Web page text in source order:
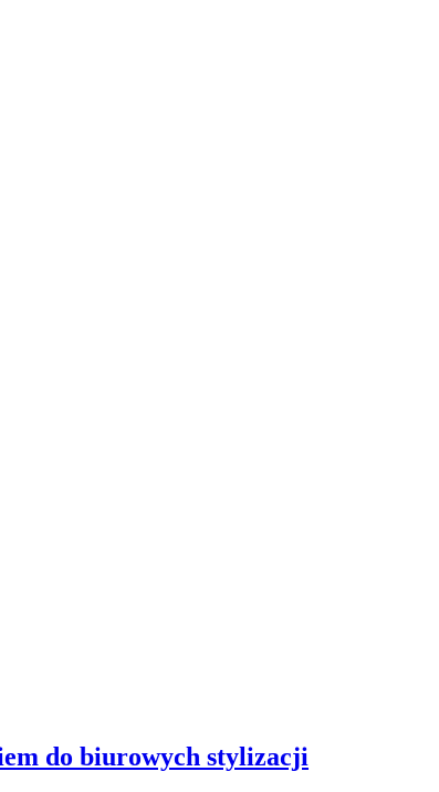
do biurowych stylizacji